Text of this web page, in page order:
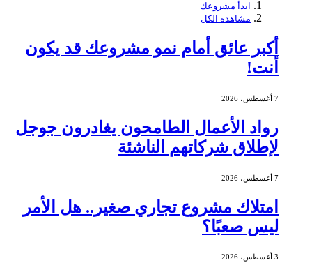
ابدأ مشروعك
مشاهدة الكل
أكبر عائق أمام نمو مشروعك قد يكون
أنت!
7 أغسطس، 2026
رواد الأعمال الطامحون يغادرون جوجل
لإطلاق شركاتهم الناشئة
7 أغسطس، 2026
امتلاك مشروع تجاري صغير.. هل الأمر
ليس صعبًا؟
3 أغسطس، 2026